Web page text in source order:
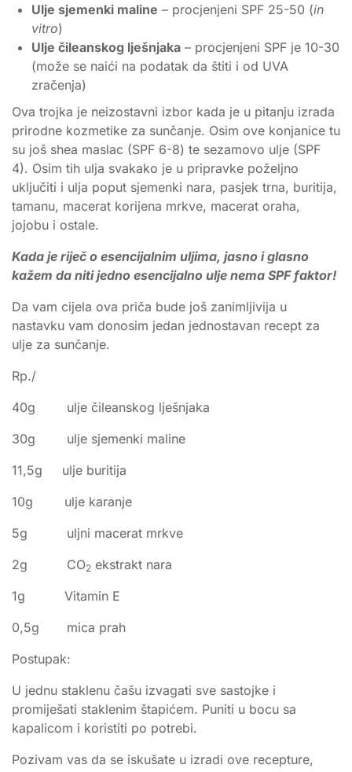
Ulje sjemenki maline – procjenjeni SPF 25-50 (in
vitro)
Ulje čileanskog lješnjaka – procjenjeni SPF je 10-30
(može se naići na podatak da štiti i od UVA
zračenja)
Ova trojka je neizostavni izbor kada je u pitanju izrada
prirodne kozmetike za sunčanje. Osim ove konjanice tu
su još shea maslac (SPF 6-8) te sezamovo ulje (SPF
4). Osim tih ulja svakako je u pripravke poželjno
uključiti i ulja poput sjemenki nara, pasjek trna, buritija,
tamanu, macerat korijena mrkve, macerat oraha,
jojobu i ostale.
Kada je riječ o esencijalnim uljima, jasno i glasno
kažem da niti jedno esencijalno ulje nema SPF faktor!
Da vam cijela ova priča bude još zanimljivija u
nastavku vam donosim jedan jednostavan recept za
ulje za sunčanje.
Rp./
40g ulje čileanskog lješnjaka
30g ulje sjemenki maline
11,5g ulje buritija
10g ulje karanje
5g uljni macerat mrkve
2g CO2 ekstrakt nara
1g Vitamin E
0,5g mica prah
Postupak:
U jednu staklenu čašu izvagati sve sastojke i
promiješati staklenim štapićem. Puniti u bocu sa
kapalicom i koristiti po potrebi.
Pozivam vas da se iskušate u izradi ove recepture,